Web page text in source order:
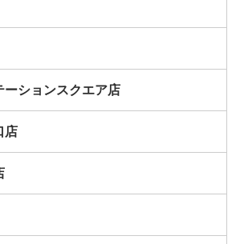
ーションスクエア店
店